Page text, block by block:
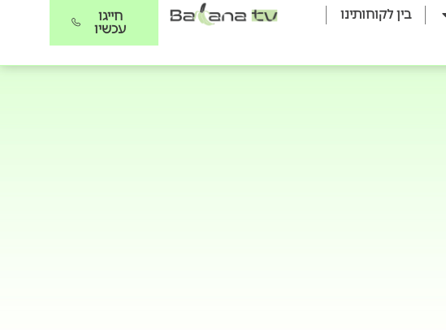
בין לקוחותינו
חייגו
עכשיו